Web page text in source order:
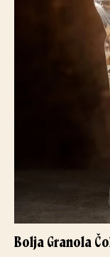
Bolja Granola